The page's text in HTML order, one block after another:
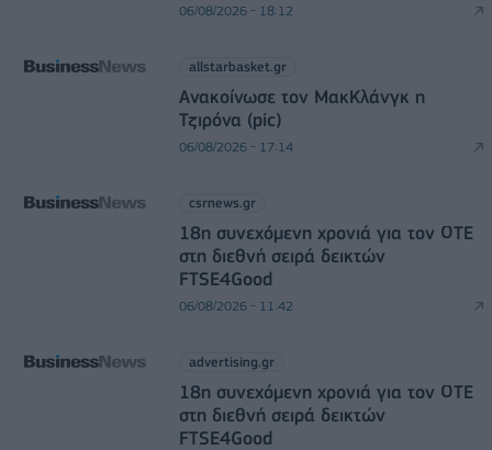
06/08/2026 - 18:12
allstarbasket.gr
Ανακοίνωσε τον ΜακΚλάνγκ η
Τζιρόνα (pic)
06/08/2026 - 17:14
csrnews.gr
18η συνεχόμενη χρονιά για τον ΟΤΕ
στη διεθνή σειρά δεικτών
FTSE4Good
06/08/2026 - 11:42
advertising.gr
18η συνεχόμενη χρονιά για τον ΟΤΕ
στη διεθνή σειρά δεικτών
FTSE4Good